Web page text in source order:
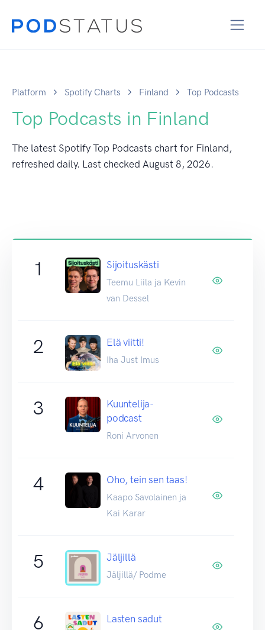
Platform Spotify Charts Finland Top Podcasts
Top Podcasts in Finland
The latest Spotify Top Podcasts chart for Finland,
refreshed daily. Last checked August 8, 2026.
1 Sijoituskästi
Teemu Liila ja Kevin
van Dessel
2 Elä viitti!
Iha Just Imus
3
Kuuntelija-
podcast
Roni Arvonen
4 Oho, tein sen taas!
Kaapo Savolainen ja
Kai Karar
5 Jäljillä
Jäljillä/ Podme
6 Lasten sadut